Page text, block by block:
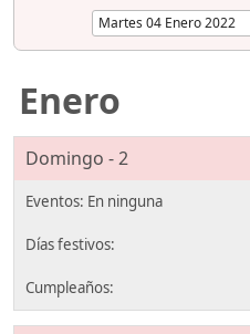
Enero
Domingo - 2